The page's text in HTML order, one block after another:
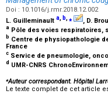
Doi : 10.1016/j.rmr.2018.12.002
L. Guilleminault a, b,⁎ , D.
a Pôle des voies respiratoires,
b Centre de physiopathologie
France
c Service de pneumologie,
d UMR-CNRS
⁎Auteur correspondant. Hôpital
Le texte complet de cet article